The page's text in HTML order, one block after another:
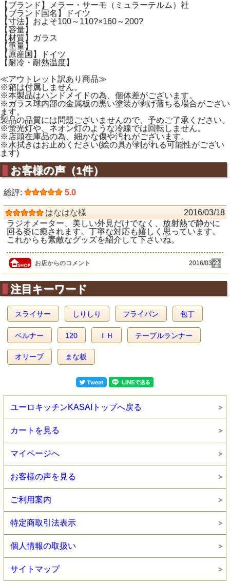
【ブランド】メラー・サーモ（ミュラーテルム）社
【ブランド国名】ドイツ
【寸法】およそ100～110?×160～200?
【容量】
【材質】ガラス
【重量】
【原産国】ドイツ
【耐冷・耐熱温度】
≪アウトレット訳あり商品≫
※箱は付属しません。
※本製品はハンドメイドの為、個体差がございます。
※ガラス球内部の金属板の黒い塗装が剥げ落ちる場合がござい
ます。
製品の品質には問題ございませんので、予めご了承ください。
※蛍光灯や、ネオン灯のような冷線では回転しません。
※店頭在庫品の為、細かな傷や汚れがございます。
※水拭きはお止めください(絵の具が剥がれる可能性がござい
ます)
お客様の声（1件）
総評: 5.0
はなはな様
2016/03/18
ラジオメーター、美しい外見だけでなく、放射熱で静かに
回る姿に癒されます。丁寧な対応も嬉しく思っています。
これからも素敵なグッズを紹介して下さいね。
お店からのコメント 2016/03/22
注目キーワード
スライサー しりしり フライパン 包丁
ベルナー 120 ＩＨ テーブルランナー
オリーブ まな板
ユーロキッチンKASAIトップへ戻る
カートを見る
マイページへ
お客様の声を見る
ご利用案内
特定商取引法表示
個人情報の取扱い
サイトマップ